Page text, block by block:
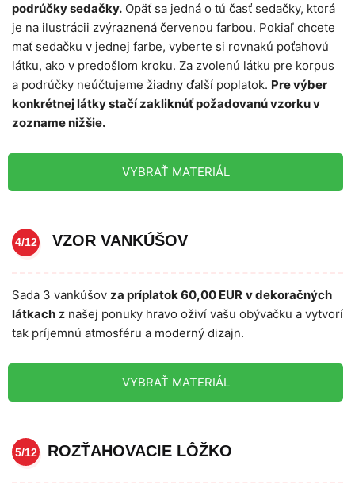
podrúčky sedačky. Opäť sa jedná o tú časť sedačky, ktorá
je na ilustrácii zvýraznená červenou farbou. Pokiaľ chcete
mať sedačku v jednej farbe, vyberte si rovnakú poťahovú
látku, ako v predošlom kroku. Za zvolenú látku pre korpus
a podrúčky neúčtujeme žiadny ďalší poplatok. Pre výber
konkrétnej látky stačí zakliknúť požadovanú vzorku v
zozname nižšie.
VYBRAŤ MATERIÁL
4/12 VZOR VANKÚŠOV
Sada 3 vankúšov za príplatok 60,00 EUR v dekoračných
látkach z našej ponuky hravo oživí vašu obývačku a vytvorí
tak príjemnú atmosféru a moderný dizajn.
VYBRAŤ MATERIÁL
5/12 ROZŤAHOVACIE LÔŽKO